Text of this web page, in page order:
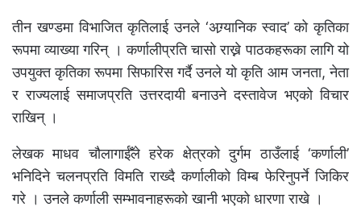
तीन खण्डमा विभाजित कृतिलाई उनले ‘अग्र्यानिक स्वाद’ को कृतिका
रूपमा व्याख्या गरिन् । कर्णालीप्रति चासो राख्ने पाठकहरूका लागि यो
उपयुक्त कृतिका रूपमा सिफारिस गर्दै उनले यो कृति आम जनता, नेता
र राज्यलाई समाजप्रति उत्तरदायी बनाउने दस्तावेज भएको विचार
राखिन् ।
लेखक माधव चौलागाईँले हरेक क्षेत्रको दुर्गम ठाउँलाई ‘कर्णाली’
भनिदिने चलनप्रति विमति राख्दै कर्णालीको विम्ब फेरिनुपर्ने जिकिर
गरे । उनले कर्णाली सम्भावनाहरूको खानी भएको धारणा राखे ।